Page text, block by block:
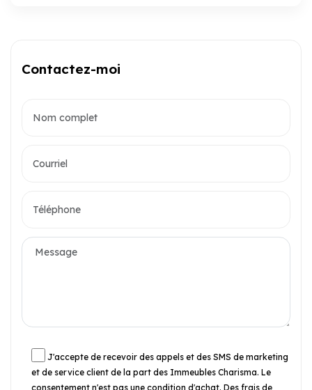
Contactez-moi
J'accepte de recevoir des appels et des SMS de marketing
et de service client de la part des Immeubles Charisma. Le
consentement n'est pas une condition d'achat. Des frais de